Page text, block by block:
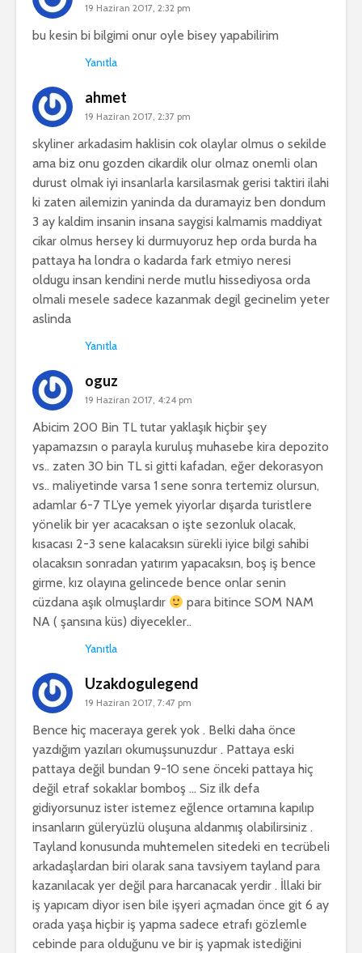
19 Haziran 2017, 2:32 pm
bu kesin bi bilgimi onur oyle bisey yapabilirim
Yanıtla
ahmet
19 Haziran 2017, 2:37 pm
skyliner arkadasim haklisin cok olaylar olmus o sekilde
ama biz onu gozden cikardik olur olmaz onemli olan
durust olmak iyi insanlarla karsilasmak gerisi taktiri ilahi
ki zaten ailemizin yaninda da duramayiz ben dondum
3 ay kaldim insanin insana saygisi kalmamis maddiyat
cikar olmus hersey ki durmuyoruz hep orda burda ha
pattaya ha londra o kadarda fark etmiyo neresi
oldugu insan kendini nerde mutlu hissediyosa orda
olmali mesele sadece kazanmak degil gecinelim yeter
aslinda
Yanıtla
oguz
19 Haziran 2017, 4:24 pm
Abicim 200 Bin TL tutar yaklaşık hiçbir şey
yapamazsın o parayla kuruluş muhasebe kira depozito
vs.. zaten 30 bin TL si gitti kafadan, eğer dekorasyon
vs.. maliyetinde varsa 1 sene sonra tertemiz olursun,
adamlar 6-7 TL’ye yemek yiyorlar dışarda turistlere
yönelik bir yer acacaksan o işte sezonluk olacak,
kısacası 2-3 sene kalacaksın sürekli iyice bilgi sahibi
olacaksın sonradan yatırım yapacaksın, boş iş bence
girme, kız olayına gelincede bence onlar senin
cüzdana aşık olmuşlardır
para bitince SOM NAM
NA ( şansına küs) diyecekler..
Yanıtla
Uzakdogulegend
19 Haziran 2017, 7:47 pm
Bence hiç maceraya gerek yok . Belki daha önce
yazdığım yazıları okumuşsunuzdur . Pattaya eski
pattaya değil bundan 9-10 sene önceki pattaya hiç
değil etraf sokaklar bomboş … Siz ilk defa
gidiyorsunuz ister istemez eğlence ortamına kapılıp
insanların güleryüzlü oluşuna aldanmış olabilirsiniz .
Tayland konusunda muhtemelen sitedeki en tecrübeli
arkadaşlardan biri olarak sana tavsiyem tayland para
kazanılacak yer değil para harcanacak yerdir . İllaki bir
iş yapıcam diyor isen bile işyeri açmadan önce git 6 ay
orada yaşa hiçbir iş yapma sadece etrafı gözlemle
cebinde para olduğunu ve bir iş yapmak istediğini